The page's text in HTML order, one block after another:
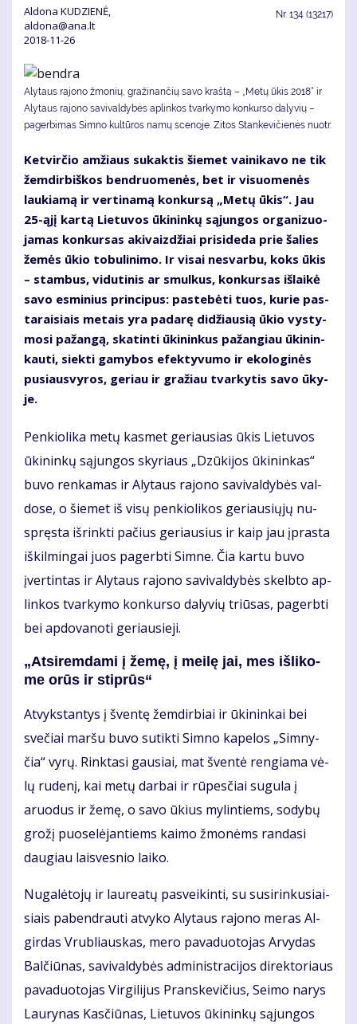
Aldona KUDZIENĖ,
aldona@ana.lt
2018-11-26
Nr. 134 (13217)
Alytaus rajono žmonių, gražinančių savo kraštą – „Metų ūkis 2018“ ir
Alytaus rajono savivaldybės aplinkos tvarkymo konkurso dalyvių –
pagerbimas Simno kultūros namų scenoje. Zi­tos Stan­ke­vi­čie­nės nuotr.
Ket­vir­čio am­žiaus su­kak­tis šie­met vai­ni­ka­vo ne tik
žem­dir­biš­kos ben­druo­me­nės, bet ir vi­suo­me­nės
lau­kia­mą ir ver­ti­na­mą kon­kur­są „Me­tų ūkis“. Jau
25-ąjį kar­tą Lie­tu­vos ūki­nin­kų są­jun­gos or­ga­ni­zuo­
ja­mas kon­kur­sas aki­vaiz­džiai pri­si­de­da prie ša­lies
že­mės ūkio to­bu­li­ni­mo. Ir vi­sai ne­svar­bu, koks ūkis
– stam­bus, vi­du­ti­nis ar smul­kus, kon­kur­sas iš­lai­kė
sa­vo es­mi­nius prin­ci­pus: pa­ste­bė­ti tuos, ku­rie pas­
ta­rai­siais me­tais yra pa­da­rę di­džiau­sią ūkio vys­ty­
mo­si pa­žan­gą, ska­tin­ti ūki­nin­kus pa­žan­giau ūki­nin­
kau­ti, siek­ti ga­my­bos efek­ty­vu­mo ir eko­lo­gi­nės
pu­siau­svy­ros, ge­riau ir gra­žiau tvar­ky­tis sa­vo ūky­
je.
Pen­kio­li­ka me­tų kas­met ge­riau­sias ūkis Lie­tu­vos
ūki­nin­kų są­jun­gos sky­riaus „Dzū­ki­jos ūki­nin­kas“
bu­vo ren­ka­mas ir Aly­taus ra­jo­no sa­vi­val­dy­bės val­
do­se, o šie­met iš vi­sų pen­kio­li­kos ge­riau­sių­jų nu­
spręs­ta iš­rink­ti pa­čius ge­riau­sius ir kaip jau įpras­ta
iš­kil­min­gai juos pa­gerb­ti Sim­ne. Čia kar­tu bu­vo
įver­tin­tas ir Aly­taus ra­jo­no sa­vi­val­dy­bės skelb­to ap­
lin­kos tvar­ky­mo kon­kur­so da­ly­vių triū­sas, pa­gerb­ti
bei ap­do­va­no­ti ge­riau­sie­ji.
„At­si­rem­da­mi į že­mę, į mei­lę jai, mes iš­li­ko­
me orūs ir stip­rūs“
At­vyks­tan­tys į šven­tę žem­dir­biai ir ūki­nin­kai bei
sve­čiai mar­šu bu­vo su­tik­ti Sim­no ka­pe­los „Sim­ny­
čia“ vy­rų. Rink­ta­si gau­siai, mat šven­tė ren­gia­ma vė­
lų ru­de­nį, kai me­tų dar­bai ir rū­pes­čiai su­gu­la į
aruo­dus ir že­mę, o sa­vo ūkius my­lin­tiems, so­dy­bų
gro­žį puo­se­lė­jan­tiems kai­mo žmo­nėms ran­da­si
dau­giau lais­ves­nio lai­ko.
Nu­ga­lė­to­jų ir lau­re­a­tų pa­svei­kin­ti, su su­si­rin­ku­siai­
siais pa­ben­drau­ti at­vy­ko Aly­taus ra­jo­no me­ras Al­
gir­das Vrub­liaus­kas, me­ro pa­va­duo­to­jas Ar­vy­das
Bal­čiū­nas, sa­vi­val­dy­bės ad­mi­nist­ra­ci­jos di­rek­to­riaus
pa­va­duo­to­jas Vir­gi­li­jus Prans­ke­vi­čius, Sei­mo na­rys
Lau­ry­nas Kas­čiū­nas, Lie­tu­vos ūki­nin­kų są­jun­gos